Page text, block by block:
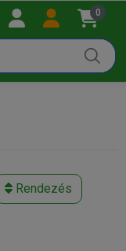
0
Rendezés